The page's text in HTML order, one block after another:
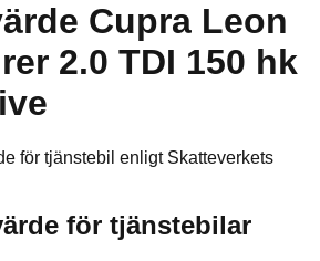
Cupra Leon
2.0 TDI 150 hk
för tjänstebil enligt Skatteverkets
för tjänstebilar